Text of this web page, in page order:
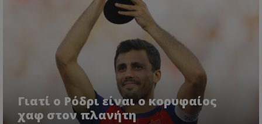
Γιατί ο Ρόδρι είναι ο κορυφαίος
χαφ στον πλανήτη